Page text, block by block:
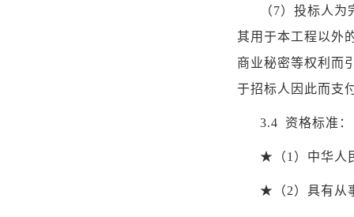
（7）投标人为
其用于本工程以外
商业秘密等权利而
于招标人因此而支
3.4 资格标准：
★（1 ）中华人
★（2）具有从